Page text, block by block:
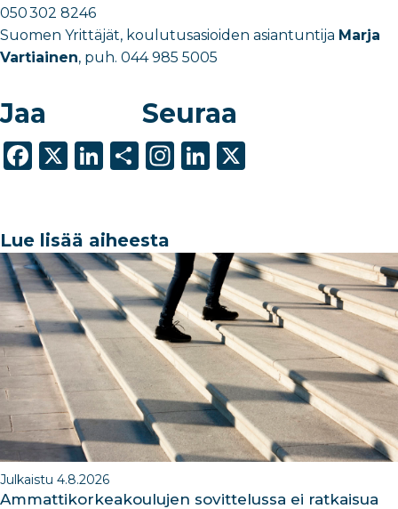
050 302 8246
Suomen Yrittäjät, koulutusasioiden asiantuntija Marja
Vartiainen, puh. 044 985 5005
Jaa
F
e
b
o
o
k
X
Li
e
dI
n
S
e
Seuraa
In
ra
m
Li
dI
n
Lue lisää aiheesta
Julkaistu 4.8.2026
Ammattikorkeakoulujen sovittelussa ei ratkaisua